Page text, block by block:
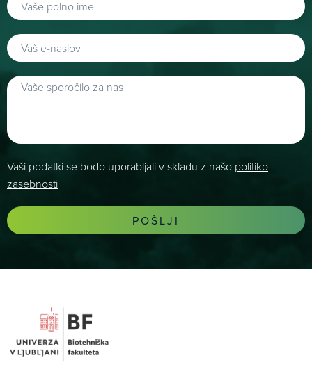
Vaši podatki se bodo uporabljali v skladu z našo politiko
zasebnosti
POŠLJI